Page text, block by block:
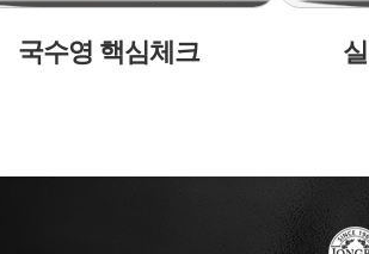
2026 종로 수능
실전모의고사 연
국수영 핵심체크